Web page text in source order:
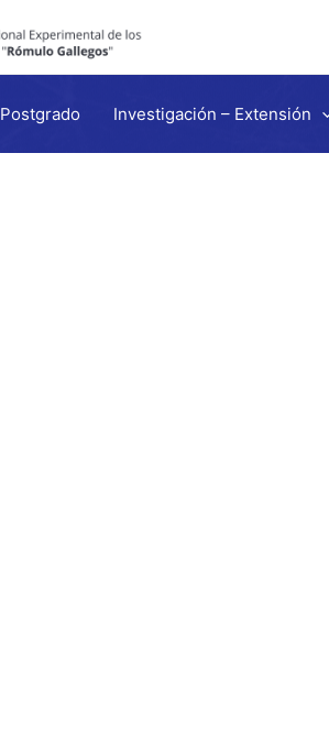
Postgrado Investigación – Extensión